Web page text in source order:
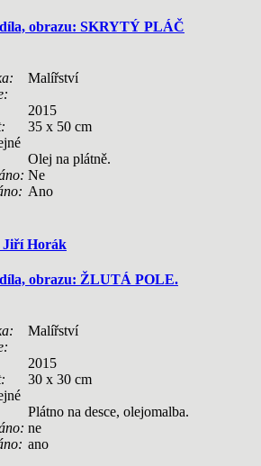
obrazu: SKRYTÝ PLÁČ
Malířství
2015
35 x 50 cm
Olej na plátně.
Ne
Ano
Horák
obrazu: ŽLUTÁ POLE.
Malířství
2015
30 x 30 cm
Plátno na desce, olejomalba.
ne
ano